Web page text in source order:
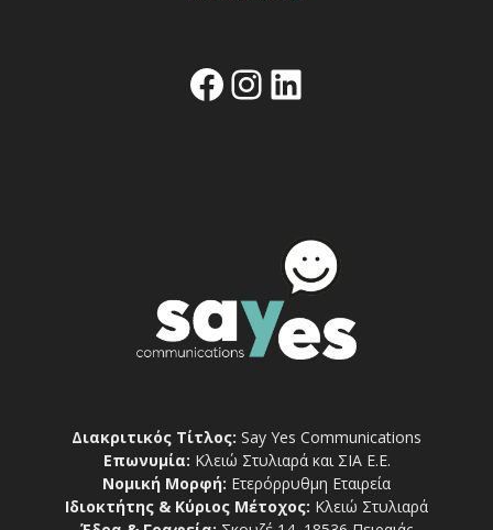
Facebook
Instagram
Linkedin
Διακριτικός Τίτλος: Say Yes Communications
Επωνυμία: Κλειώ Στυλιαρά και ΣΙΑ Ε.Ε.
Νομική Μορφή: Ετερόρρυθμη Εταιρεία
Ιδιοκτήτης & Κύριος Μέτοχος: Κλειώ Στυλιαρά